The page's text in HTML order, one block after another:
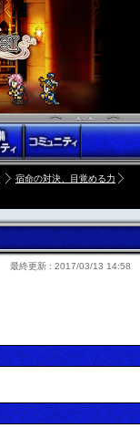
宿命の対決、目覚める力
最終更新 : 2017/03/13 14:58